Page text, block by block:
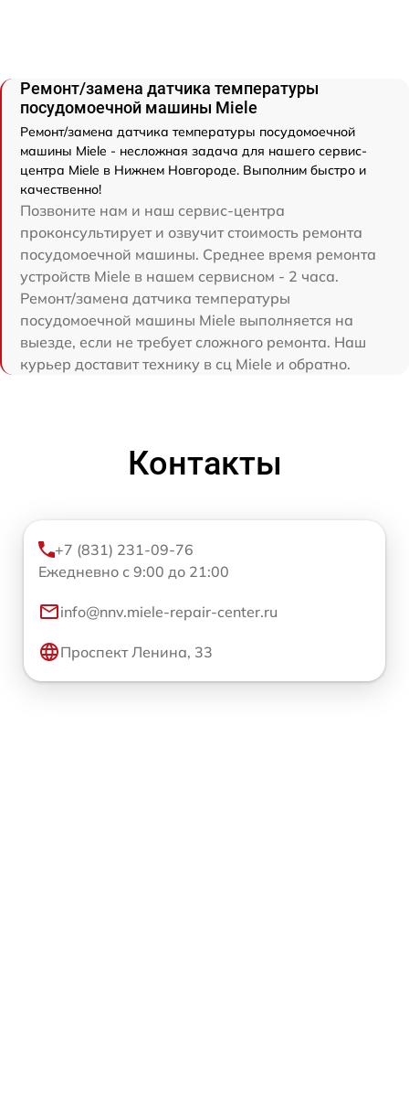
Ремонт/замена датчика температуры
посудомоечной машины Miele
Ремонт/замена датчика температуры посудомоечной
машины Miele - несложная задача для нашего сервис-
центра Miele в Нижнем Новгороде. Выполним быстро и
качественно!
Позвоните нам и наш сервис-центра
проконсультирует и озвучит стоимость ремонта
посудомоечной машины. Среднее время ремонта
устройств Miele в нашем сервисном - 2 часа.
Ремонт/замена датчика температуры
посудомоечной машины Miele выполняется на
выезде, если не требует сложного ремонта. Наш
курьер доставит технику в сц Miele и обратно.
Контакты
+7 (831) 231-09-76
Ежедневно с 9:00 до 21:00
info@nnv.miele-repair-center.ru
Проспект Ленина, 33